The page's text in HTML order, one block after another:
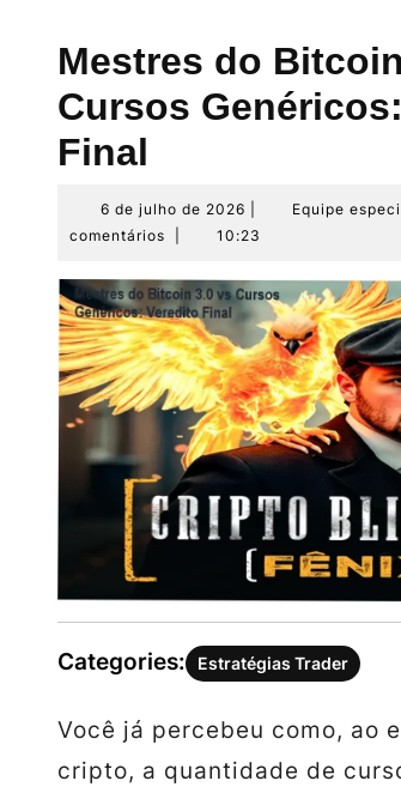
Mestres do
Cursos
Final
6 de julho de 2026
de
2026
Equipe
comentários
10:23
Categories: Estratégias Trader
Você já percebeu como, ao
cripto, a quantidade de